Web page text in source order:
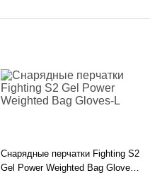
Снарядные перчатки Fighting S2
Gel Power Weighted Bag Gloves-